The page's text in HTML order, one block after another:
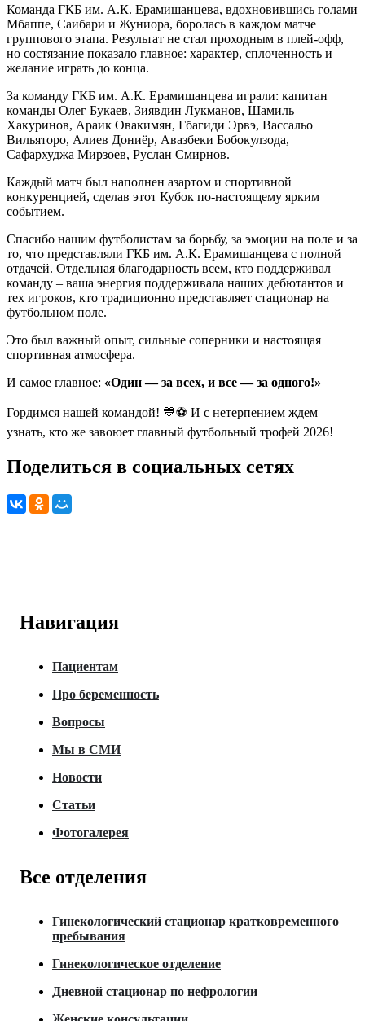
Команда ГКБ им. А.К. Ерамишанцева, вдохновившись голами
Мбаппе, Саибари и Жуниора, боролась в каждом матче
группового этапа. Результат не стал проходным в плей-офф,
но состязание показало главное: характер, сплоченность и
желание играть до конца.
За команду ГКБ им. А.К. Ерамишанцева играли: капитан
команды Олег Букаев, Зиявдин Лукманов, Шамиль
Хакуринов, Араик Овакимян, Гбагиди Эрвэ, Вассальо
Вильяторо, Алиев Дониёр, Авазбеки Бобокулзода,
Сафархуджа Мирзоев, Руслан Смирнов.
Каждый матч был наполнен азартом и спортивной
конкуренцией, сделав этот Кубок по-настоящему ярким
событием.
Спасибо нашим футболистам за борьбу, за эмоции на поле и за
то, что представляли ГКБ им. А.К. Ерамишанцева с полной
отдачей. Отдельная благодарность всем, кто поддерживал
команду – ваша энергия поддерживала наших дебютантов и
тех игроков, кто традиционно представляет стационар на
футбольном поле.
Это был важный опыт, сильные соперники и настоящая
спортивная атмосфера.
И самое главное: «Один — за всех, и все — за одного!»
Гордимся нашей командой! 💙⚽️ И с нетерпением ждем
узнать, кто же завоюет главный футбольный трофей 2026!
Поделиться в социальных сетях
Навигация
Пациентам
Про беременность
Вопросы
Мы в СМИ
Новости
Статьи
Фотогалерея
Все отделения
Гинекологический стационар кратковременного
пребывания
Гинекологическое отделение
Дневной стационар по нефрологии